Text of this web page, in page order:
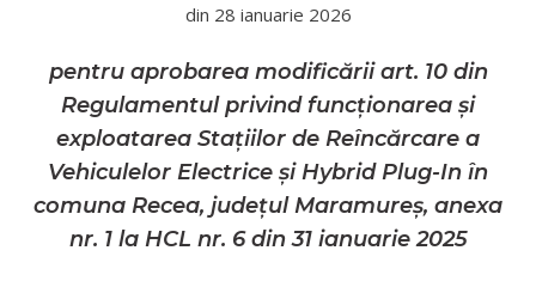
din 28 ianuarie 2026
pentru aprobarea modificării art. 10 din
Regulamentul privind funcționarea și
exploatarea Stațiilor de Reîncărcare a
Vehiculelor Electrice și Hybrid Plug-In în
comuna Recea, județul Maramureș, anexa
nr. 1 la HCL nr. 6 din 31 ianuarie 2025